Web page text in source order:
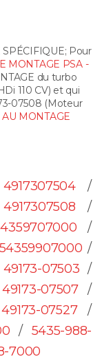
Pour
MONTAGE PSA -
du turbo
110 CV) et qui
07508 (Moteur
MONTAGE
4917307504/
4917307508 /
/
54359907000 /
49173-07503 /
49173-07507/
49173-07527/
/ 5435-988-
7000